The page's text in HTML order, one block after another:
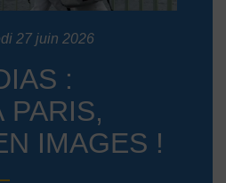
27 juin 2026
:
PARIS,
IMAGES !